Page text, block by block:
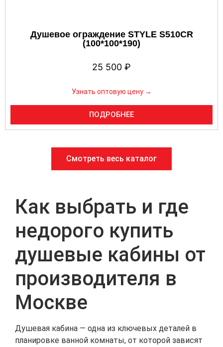
Душевое ограждение STYLE S510CR
(100*100*190)
25 500 ₽
Узнать оптовую цену →
ПОДРОБНЕЕ
Смотреть весь каталог
Как выбрать и где
недорого купить
душевые кабины от
производителя в
Москве
Душевая кабина — одна из ключевых деталей в
планировке ванной комнаты, от которой зависят